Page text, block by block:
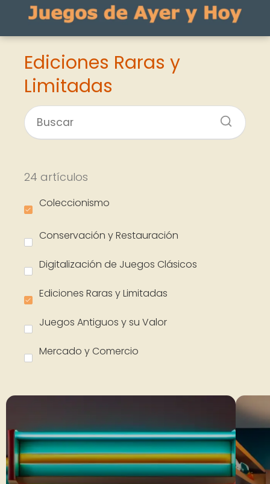
Ediciones Raras y
Limitadas
24 artículos
Coleccionismo
Conservación y Restauración
Digitalización de Juegos Clásicos
Ediciones Raras y Limitadas
Juegos Antiguos y su Valor
Mercado y Comercio